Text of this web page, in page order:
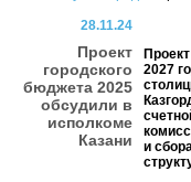
28.11.24
Проект
городского
бюджета 2025
обсудили в
исполкоме
Казани
2027
и